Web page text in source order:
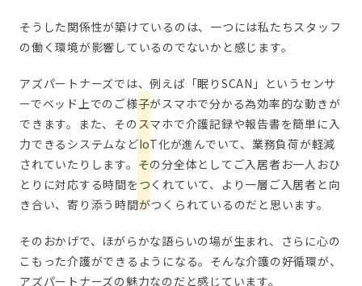
そうした関係性が築けているのは、一つには私たちスタッフ
の働く環境が影響しているのでないかと感じます。
アズパートナーズでは、例えば「眠りSCAN」というセンサ
ーでベッド上でのご様子がスマホで分かる為効率的な動きが
できます。また、そのスマホで介護記録や報告書を簡単に入
力できるシステムなどIoT化が進んでいて、業務負荷が軽減
されていたりします。その分全体としてご入居者お一人おひ
とりに対応する時間をつくれていて、より一層ご入居者と向
き合い、寄り添う時間がつくられているのだと思います。
そのおかげで、ほがらかな語らいの場が生まれ、さらに心の
こもった介護ができるようになる。そんな介護の好循環が、
アズパートナーズの魅力なのだと感じています。